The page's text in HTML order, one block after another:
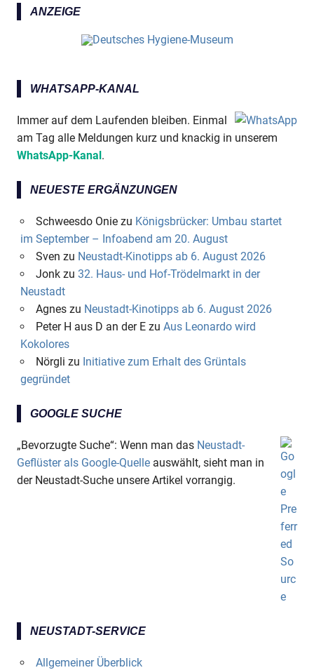
ANZEIGE
WHATSAPP-KANAL
Immer auf dem Laufenden bleiben. Einmal
am Tag alle Meldungen kurz und knackig in unserem
WhatsApp-Kanal.
NEUESTE ERGÄNZUNGEN
Schweesdo Oniezu Königsbrücker: Umbau startet
im September – Infoabend am 20. August
Sven zu Neustadt-Kinotipps ab 6. August 2026
Jonkzu 32. Haus- und Hof-Trödelmarkt in der
Neustadt
Agneszu Neustadt-Kinotipps ab 6. August 2026
Peter H aus D an der Ezu Aus Leonardo wird
Kokolores
Nörgli zu Initiative zum Erhalt des Grüntals
gegründet
GOOGLE SUCHE
„Bevorzugte Suche“: Wenn man das Neustadt-
Geflüster als Google-Quelle auswählt, sieht man in
der Neustadt-Suche unsere Artikel vorrangig.
NEUSTADT-SERVICE
Allgemeiner Überblick